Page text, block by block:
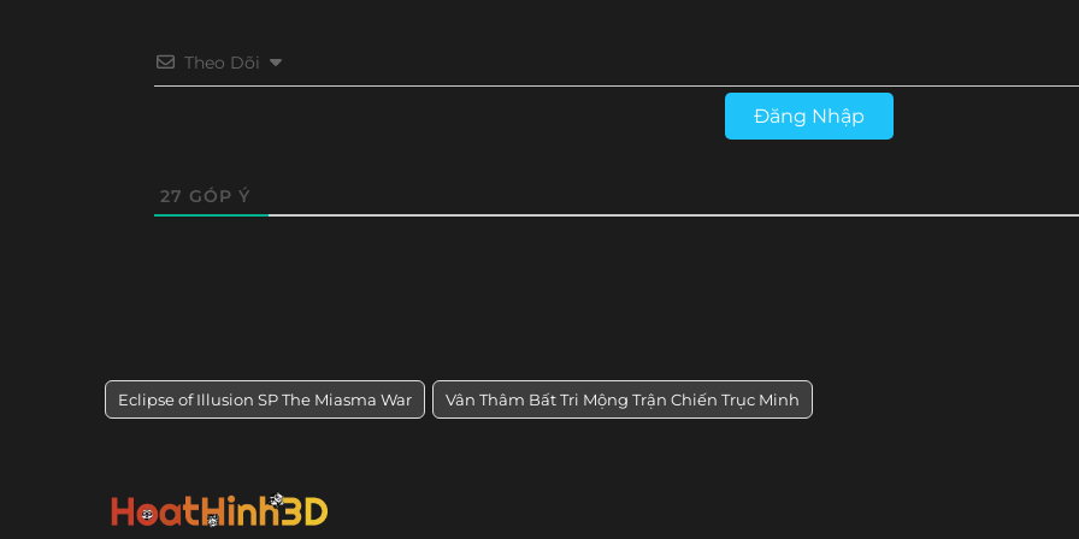
Theo Dõi
Đăng Nhập
27 GÓP Ý
Eclipse of Illusion SP The Miasma War Vân Thâm Bất Tri Mộng Trận Chiến Trục Minh